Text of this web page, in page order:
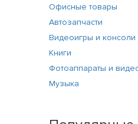
Офисные товары
Автозапчасти
Видеоигры и консоли
Книги
Фотоаппараты и
Музыка